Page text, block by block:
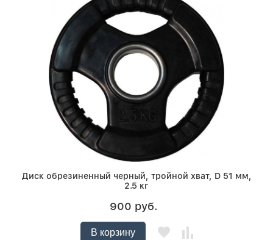
Диск обрезиненный черный, тройной хват, D 51 мм,
2.5 кг
900 руб.
В корзину